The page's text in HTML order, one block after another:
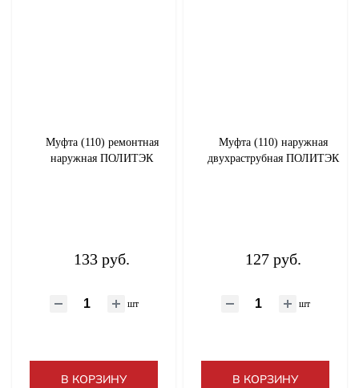
Муфта (110) ремонтная
наружная ПОЛИТЭК
133 руб.
шт
В КОРЗИНУ
Муфта (110) наружная
двухраструбная ПОЛИТЭК
127 руб.
шт
В КОРЗИНУ